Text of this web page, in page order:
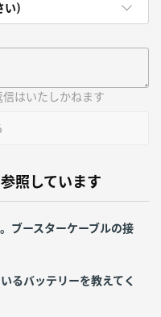
い)
はいたしかねます
照しています
ブースターケーブルの接
るバッテリーを教えてく